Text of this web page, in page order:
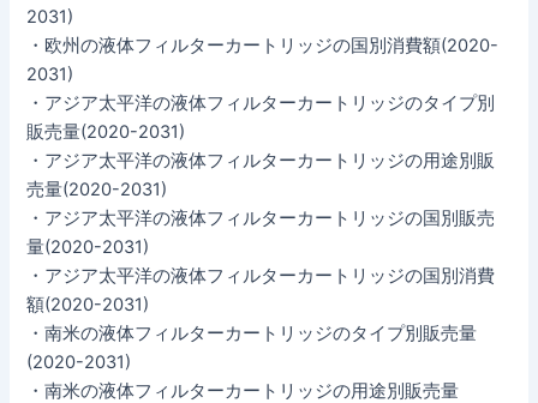
2031)
・欧州の液体フィルターカートリッジの国別消費額(2020-
2031)
・アジア太平洋の液体フィルターカートリッジのタイプ別
販売量(2020-2031)
・アジア太平洋の液体フィルターカートリッジの用途別販
売量(2020-2031)
・アジア太平洋の液体フィルターカートリッジの国別販売
量(2020-2031)
・アジア太平洋の液体フィルターカートリッジの国別消費
額(2020-2031)
・南米の液体フィルターカートリッジのタイプ別販売量
(2020-2031)
・南米の液体フィルターカートリッジの用途別販売量